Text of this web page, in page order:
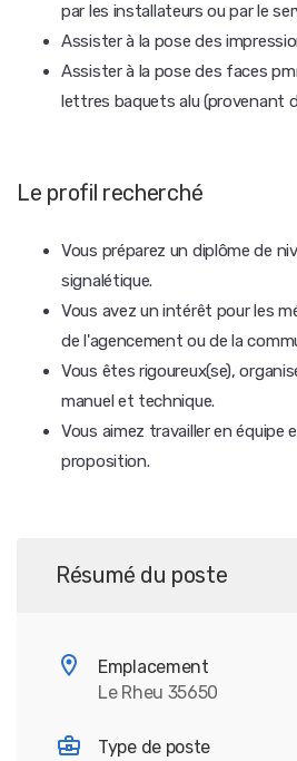
par les installateurs ou par le
Assister à la pose des
Assister à la pose des faces
lettres baquets alu (provenant
Le profil recherché
Vous préparez un diplôme de
signalétique.
Vous avez un intérêt pour les
de l'agencement ou de la
Vous êtes rigoureux(se),
manuel et technique.
Vous aimez travailler en équipe
proposition.
Résumé du poste
Emplacement
Le Rheu 35650
Type de poste